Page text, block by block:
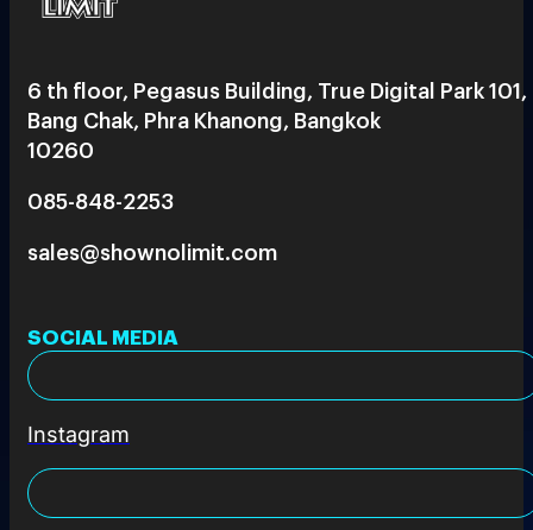
6 th floor, Pegasus Building, True Digital Park 101,
Bang Chak, Phra Khanong, Bangkok
10260
085-848-2253
sales@shownolimit.com
SOCIAL MEDIA
Instagram